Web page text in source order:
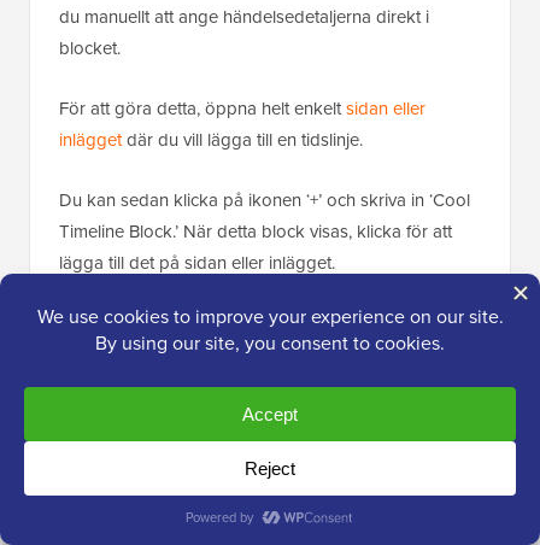
du manuellt att ange händelsedetaljerna direkt i
blocket.
För att göra detta, öppna helt enkeltsidan eller
inläggetdär du vill lägga till en tidslinje.
Du kan sedan klicka på ikonen ‘+’ och skriva in ‘Cool
Timeline Block.’ När detta block visas, klicka för att
lägga till det på sidan eller inlägget.